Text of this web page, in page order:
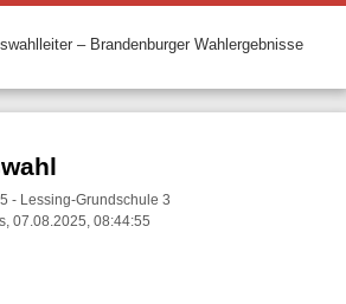
– Brandenburger Wahlergebnisse
- Lessing-Grundschule 3
07.08.2025, 08:44:55